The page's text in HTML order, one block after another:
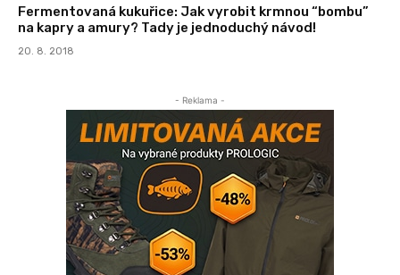
Fermentovaná kukuřice: Jak vyrobit krmnou “bombu”
na kapry a amury? Tady je jednoduchý návod!
20. 8. 2018
- Reklama -